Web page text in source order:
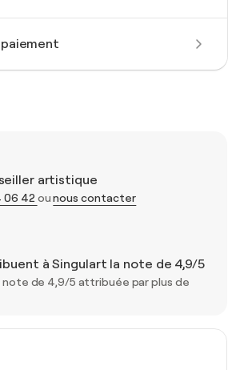
artistique
06 42 ounous contacter
à Singulart la note de 4,9/5
note de 4,9/5 attribuée par plus de